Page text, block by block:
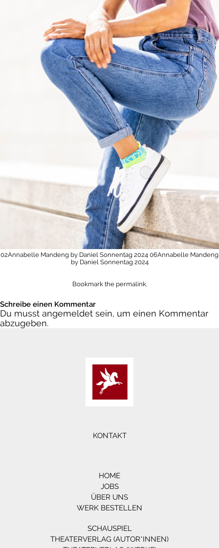
02Annabelle Mandeng by Daniel Sonnentag 2024 06Annabelle Mandeng
by Daniel Sonnentag 2024
Bookmark the permalink.
Schreibe einen Kommentar
Du musst angemeldet sein, um einen Kommentar
abzugeben.
KONTAKT
HOME
JOBS
ÜBER UNS
WERK BESTELLEN
SCHAUSPIEL
THEATERVERLAG (AUTOR*INNEN)